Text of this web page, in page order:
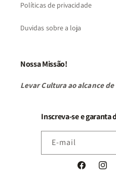
Políticas de privacidade
Duvidas sobre a loja
Nossa Missão!
Levar Cultura ao alcance
Inscreva-se e garanta
E-mail
Facebook